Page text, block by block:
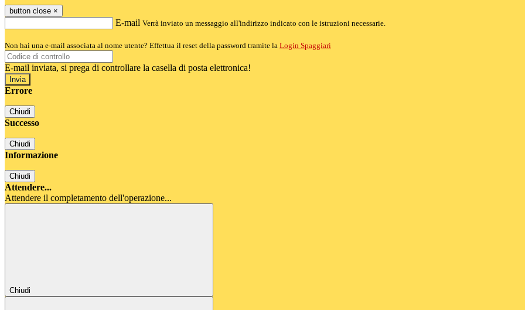
button close ×
E-mail Verrà inviato un messaggio all'indirizzo indicato con le istruzioni necessarie.
Non hai una e-mail associata al nome utente? Effettua il reset della password tramite la Login Spaggiari
E-mail inviata, si prega di controllare la casella di posta elettronica!
Errore
Chiudi
Successo
Chiudi
Informazione
Chiudi
Attendere...
Attendere il completamento dell'operazione...
Chiudi